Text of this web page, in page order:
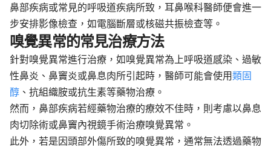
鼻部疾病或常見的呼吸道疾病所致，耳鼻喉科醫師便會進一
步安排影像檢查，如電腦斷層或核磁共振檢查等。
嗅覺異常的常見治療方法
針對嗅覺異常進行治療，如嗅覺異常為上呼吸道感染、過敏
性鼻炎、鼻竇炎或鼻息肉所引起時，醫師可能會使用類固
醇 、抗組織胺或抗生素等藥物治療。
然而，鼻部疾病若經藥物治療的療效不佳時，則考慮以鼻息
肉切除術或鼻竇內視鏡手術治療嗅覺異常。
此外，若是因頭部外傷所致的嗅覺異常，通常無法透過藥物